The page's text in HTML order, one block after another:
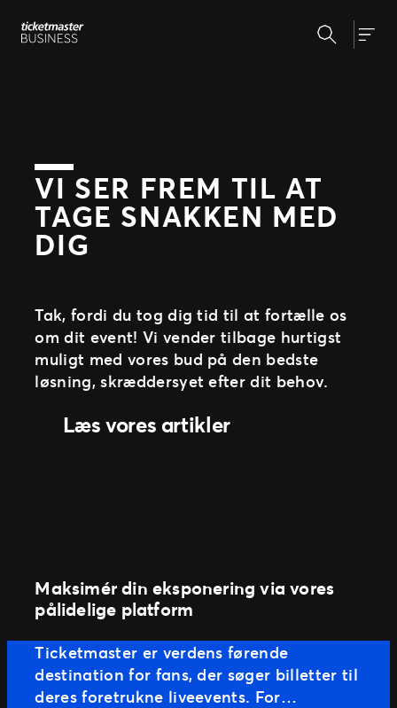
Spring
tilHvorfor Ticketmaster?
Administrér events
Eventafvikling
Support
Presse
Billetsalg FAQ
Om os
Vores historie
Kontraktformular
Guide til marketing
Linktool
Ticketmaster Gavekort
Søg
VI SER FREM TIL AT
TAGE SNAKKEN MED
DIG
Tak, fordi du tog dig tid til at fortælle os
om dit event! Vi vender tilbage hurtigst
muligt med vores bud på den bedste
løsning, skræddersyet efter dit behov.
Læs vores artikler
Maksimér din eksponering via vores
pålidelige platform
Ticketmaster er verdens førende
destination for fans, der søger billetter til
deres foretrukne liveevents. For